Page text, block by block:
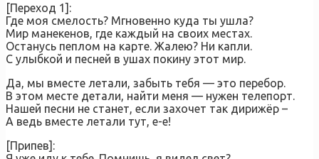
[Переход 1]:
Где моя смелость? Мгновенно куда ты ушла?
Мир манекенов, где каждый на своих местах.
Останусь пеплом на карте. Жалею? Ни капли.
С улыбкой и песней в ушах покину этот мир.
Да, мы вместе летали, забыть тебя — это перебор.
В этом месте детали, найти меня — нужен телепорт.
Нашей песни не станет, если захочет так дирижёр –
А ведь вместе летали тут, е-е!
[Припев]: